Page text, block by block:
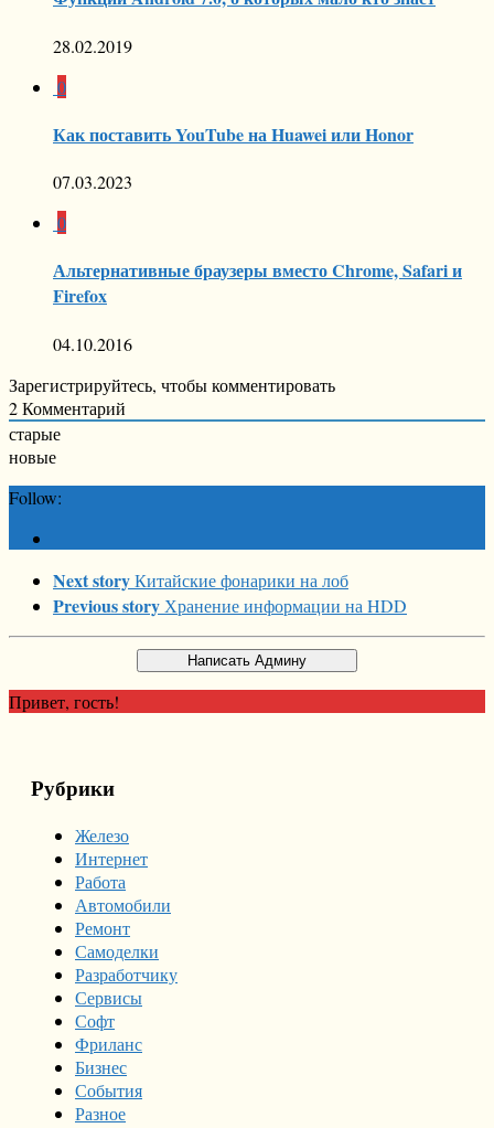
28.02.2019
0
Как поставить YouTube на Huawei или Honor
07.03.2023
0
Альтернативные браузеры вместо Chrome, Safari и
Firefox
04.10.2016
Зарегистрируйтесь, чтобы комментировать
2Комментарий
старые
новые
Follow:
Next storyКитайские фонарики на лоб
Previous story Хранение информации на HDD
Привет, гость!
Рубрики
Железо
Интернет
Работа
Автомобили
Ремонт
Самоделки
Разработчику
Сервисы
Софт
Фриланс
Бизнес
События
Разное